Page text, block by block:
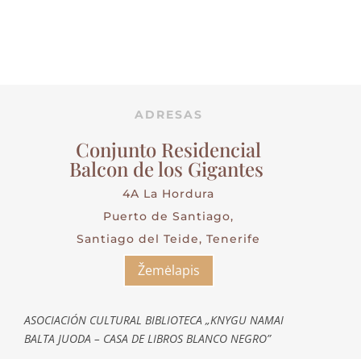
ADRESAS
Conjunto Residencial
Balcon de los Gigantes
4A La Hordura
Puerto de Santiago,
Santiago del Teide, Tenerife
Žemėlapis
ASOCIACIÓN CULTURAL BIBLIOTECA „KNYGU NAMAI
BALTA JUODA – CASA DE LIBROS BLANCO NEGRO”